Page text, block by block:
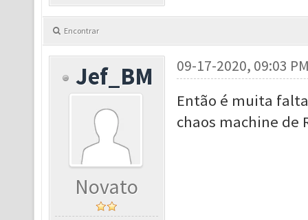
Encontrar
Jef_BM
Novato
09-17-2020, 09:03
Então é muita
chaos machine de